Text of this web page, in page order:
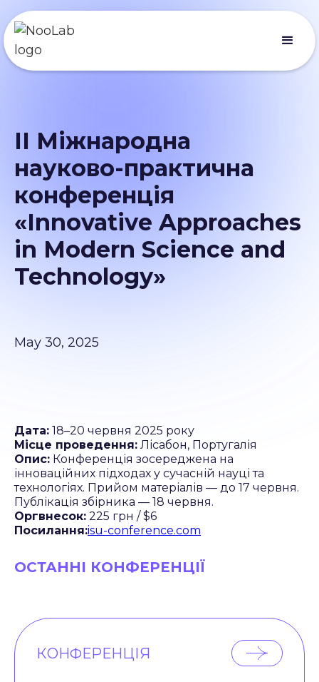
II Міжнародна
науково-практична
конференція
«Innovative Approaches
in Modern Science and
Technology»
May 30, 2025
Дата: 18–20 червня 2025 року
Місце проведення: Лісабон, Португалія
Опис: Конференція зосереджена на
інноваційних підходах у сучасній науці та
технологіях. Прийом матеріалів — до 17 червня.
Публікація збірника — 18 червня.
Оргвнесок: 225 грн / $6
Посилання:isu-conference.com
ОСТАННІ КОНФЕРЕНЦІЇ
КОНФЕРЕНЦІЯ